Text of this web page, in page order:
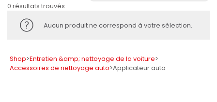
Catégorie
Appliquer
0 résultats trouvés
Aucun produit ne correspond à votre sélection.
Shop>Entretien &amp; nettoyage de la voiture>
Accessoires de nettoyage auto>Applicateur auto